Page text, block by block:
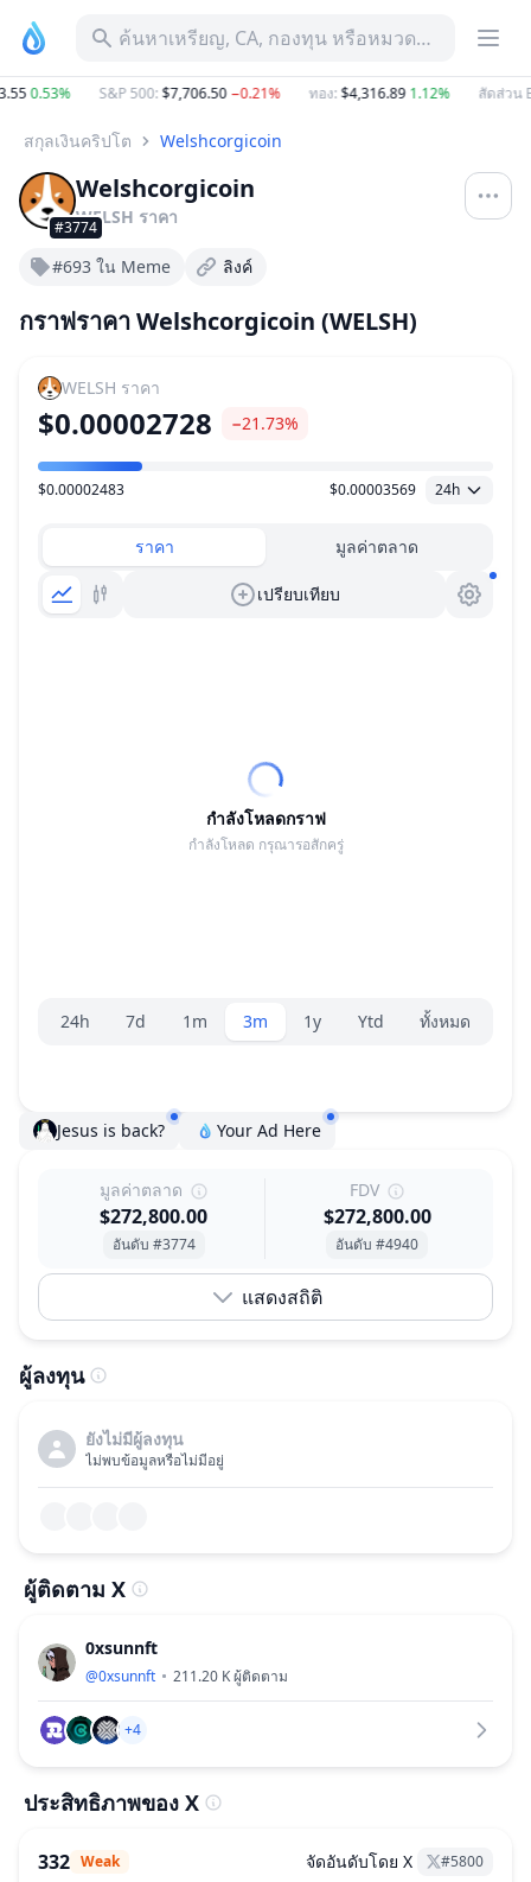
ค้นหาเหรียญ, CA, กองทุน หรือหมวดหมู่
0.53% S&P 500:$7,706.50−0.21% ทอง:$4,316.891.12% สัดส่วน
สกุลเงินคริปโต Welshcorgicoin
#3774
Welshcorgicoin
WELSH ราคา
#693 ใน Meme ลิงค์
กราฟราคา Welshcorgicoin (WELSH)
WELSH ราคา
$0.00002728 −21.73%
ช่วงราคา
$0.00002483 $0.00003569 24h
ราคา มูลค่าตลาด
เปรียบเทียบ
กำลังโหลดกราฟ
กำลังโหลด กรุณารอสักครู่
ตัวเลือกระยะ
24h 7d 1m 3m 1y Ytd ทั้งหมด
Jesus is back? Your Ad Here
มูลค่าตลาด
$272,800.00
อันดับ #3774
FDV
$272,800.00
อันดับ #4940
แสดงสถิติ
ผู้ลงทุน
ยังไม่มีผู้ลงทุน
ไม่พบข้อมูลหรือไม่มีอยู่
ผู้ติดตาม X
0xsunnft
@0xsunnft 211.20 Kผู้ติดตาม
+4
ประสิทธิภาพของ X
332 Weak จัดอันดับโดย X #5800